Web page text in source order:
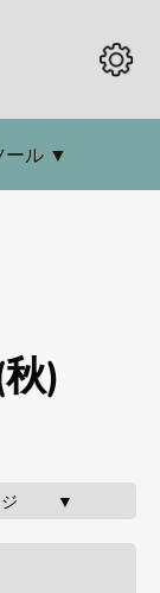
ール ▼
)
▼